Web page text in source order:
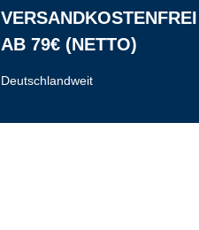
VERSANDKOSTENFREI
AB 79€ (NETTO)
Deutschlandweit